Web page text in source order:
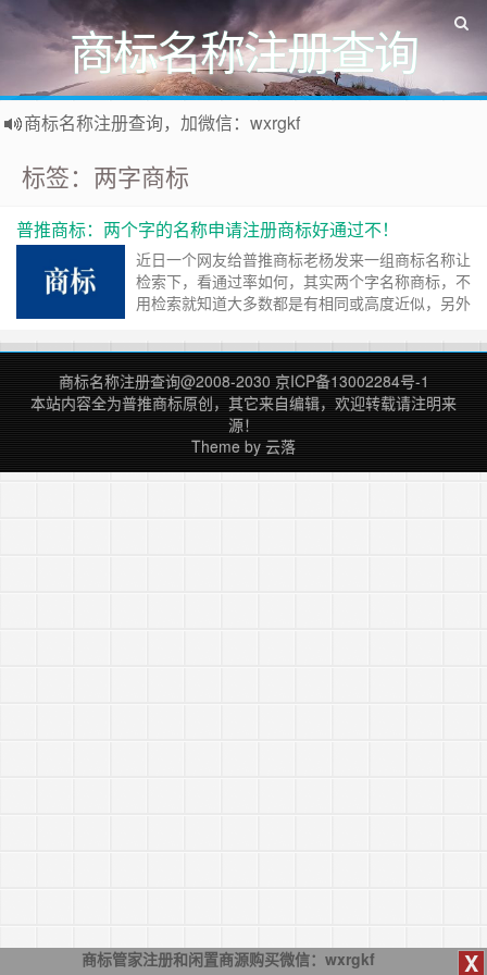
商标名称注册查询
商标名称注册查询，加微信：wxrgkf
标签：两字商标
普推商标：两个字的名称申请注册商标好通过不！
近日一个网友给普推商标老杨发来一组商标名称让
检索下，看通过率如何，其实两个字名称商标，不
用检索就知道大多数都是有相同或高度近似，另外
多的，不过最终还是检索下，说不定还有有捡漏
的。 两个汉字名称商标也是以可以有通过率中高
的，前阵有个客户的两个字的就通过初审了，主要
是因为他申请注册的名称也有相同的，但是那……
商标名称注册查询@2008-2030 京ICP备13002284号-1
本站内容全为普推商标原创，其它来自编辑，欢迎转载请注明来
源！
Theme by 云落
X
商标管家注册和闲置商源购买微信：wxrgkf